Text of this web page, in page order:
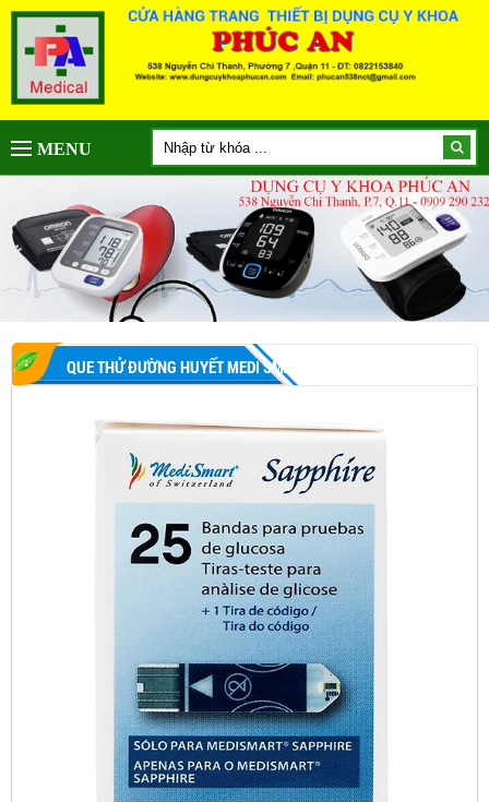
MENU
QUE THỬ ĐƯỜNG HUYẾT MEDI SMART